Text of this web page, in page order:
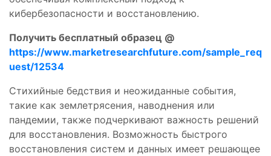
кибербезопасности и восстановлению.
Получить бесплатный образец @
https://www.marketresearchfuture.com/sample_req
uest/12534
Стихийные бедствия и неожиданные события,
такие как землетрясения, наводнения или
пандемии, также подчеркивают важность решений
для восстановления. Возможность быстрого
восстановления систем и данных имеет решающее